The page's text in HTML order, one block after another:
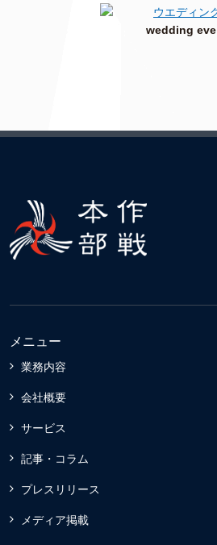
wedding eve
メニュー
業務内容
会社概要
サービス
記事・コラム
プレスリリース
メディア掲載